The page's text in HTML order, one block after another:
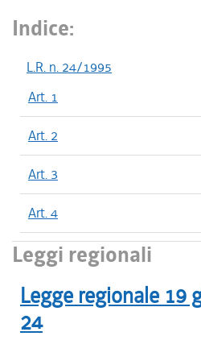
Indice:
L.R. n. 24/1995
Art. 1
Art. 2
Art. 3
Art. 4
Leggi regionali
Legge regionale 19
24